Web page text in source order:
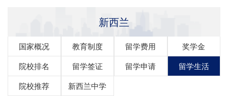
新西兰
国家概况 教育制度 留学费用
奖学金
院校排名
留学签证 留学申请
留学生活
院校推荐
新西兰中学